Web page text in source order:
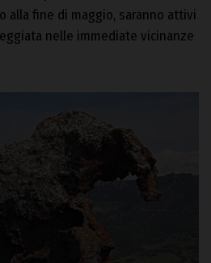
alla fine di maggio, saranno attivi
nelle immediate vicinanze